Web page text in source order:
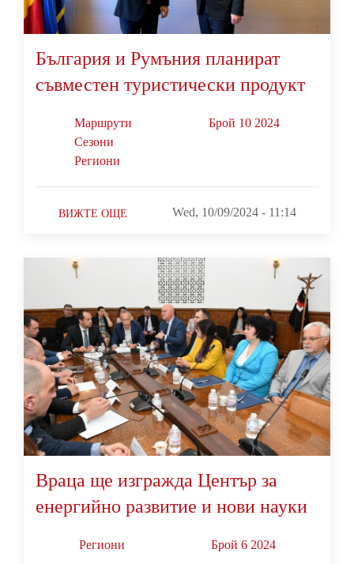
България и Румъния планират
съвместен туристически продукт
Маршрути
Сезони
Региони
Брой 10 2024
ВИЖТЕ ОЩЕ Wed, 10/09/2024 - 11:14
Враца ще изгражда Център за
енергийно развитие и нови науки
Региони Брой 6 2024